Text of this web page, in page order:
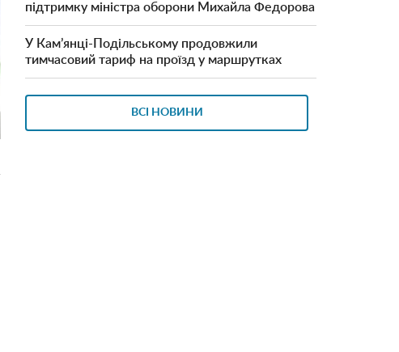
підтримку міністра оборони Михайла Федорова
У Кам’янці-Подільському продовжили
тимчасовий тариф на проїзд у маршрутках
ВСІ НОВИНИ